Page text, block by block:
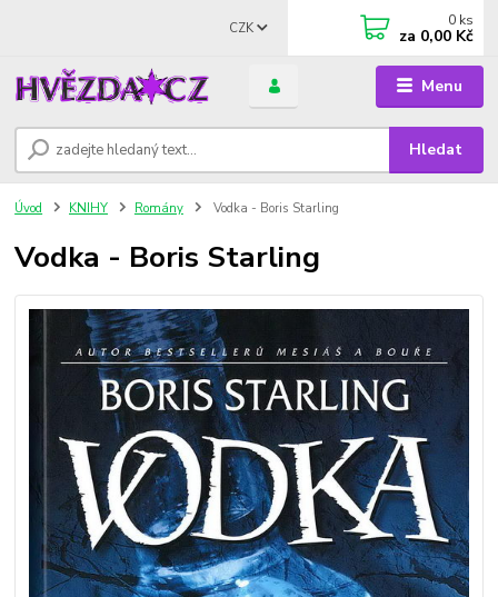
Menu
CZK
Hledat
0 ks
za 0,00 Kč
Úvod KNIHY Romány Vodka - Boris Starling
Vodka - Boris Starling